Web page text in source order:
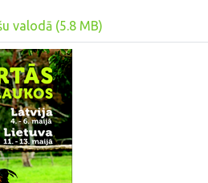
valodā (5.8 MB)